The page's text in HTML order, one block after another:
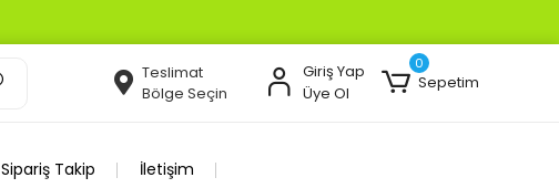
Teslimat
Bölge Seçin
Giriş Yap
Üye Ol
0
Sepetim
Sipariş Takip İletişim